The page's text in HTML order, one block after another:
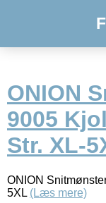
ONION
9005
Str. XL-
ONION
5XL (Læs mere)